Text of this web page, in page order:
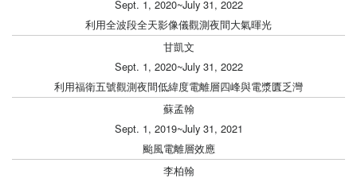
Sept. 1, 2020~July 31, 2022
利用全波段全天影像儀觀測夜間大氣暉光
甘凱文
Sept. 1, 2020~July 31, 2022
利用福衛五號觀測夜間低緯度電離層四峰與電漿匱乏灣
蘇孟翰
Sept. 1, 2019~July 31, 2021
颱風電離層效應
李柏翰